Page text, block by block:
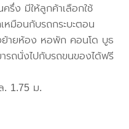
รึ่ง มีให้ลูกค้าเลือกใช้
มือนกับรถกระบะตอน
ย้ายห้อง หอพัก คอนโด บูธ
รถนั่งไปกับรถขนของได้ฟรี
1.75 ม.